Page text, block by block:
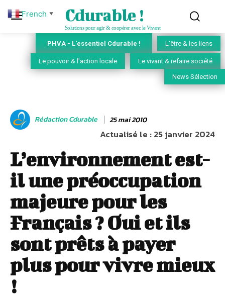
Cdurable !
Solutions pour agir & coopérer avec le Vivant
PHVA - L'essentiel Cdurable ! L'être & les liens
Le pouvoir & l'action locale Le vivant & refaire société
News Sélection
Rédaction Cdurable 25 mai 2010
Actualisé le :25 janvier 2024
L’environnement est-
il une préoccupation
majeure pour les
Français ? Oui et ils
sont prêts à payer
plus pour vivre mieux
!
French ▼